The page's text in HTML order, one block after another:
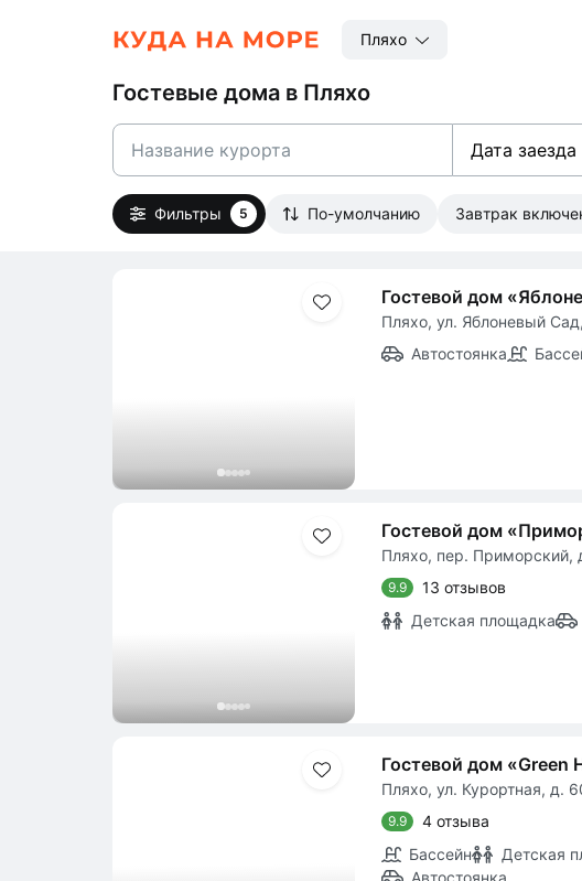
Пляхо
Гостевые дома в Пляхо
Дата
Фильтры 5 По-умолчанию Завтрак
Гостевой дом
Пляхо, ул. Яблоневый
Автостоянка
Гостевой дом
Пляхо, пер. Приморский,
9.9
13 отзывов
Детская площадка
Гостевой дом «Green
Пляхо, ул. Курортная, д.
9.9
4 отзыва
Бассейн
Детская
Автостоянка